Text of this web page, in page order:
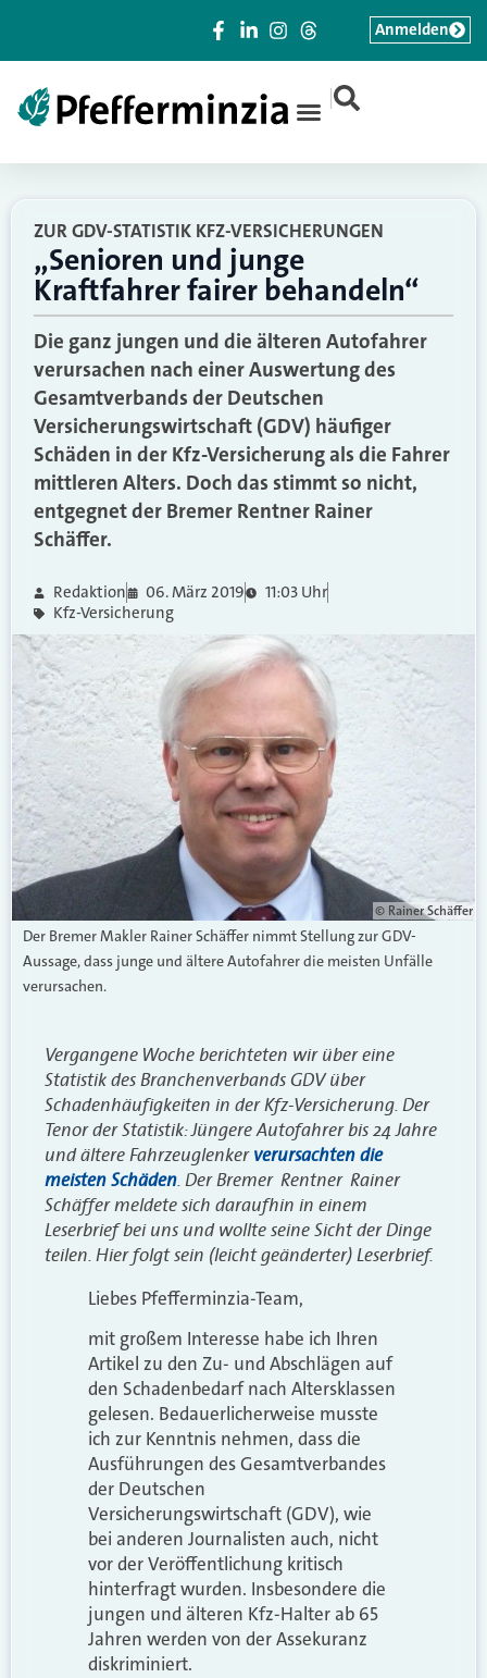
|
Anmelden
ZUR GDV-STATISTIK KFZ-VERSICHERUNGEN
„Senioren und junge
Kraftfahrer fairer behandeln“
Die ganz jungen und die älteren Autofahrer
verursachen nach einer Auswertung des
Gesamtverbands der Deutschen
Versicherungswirtschaft (GDV) häufiger
Schäden in der Kfz-Versicherung als die Fahrer
mittleren Alters. Doch das stimmt so nicht,
entgegnet der Bremer Rentner Rainer
Schäffer.
Redaktion 06. März 2019
11:03 Uhr
Kfz-Versicherung
© Rainer Schäffer
Der Bremer Makler Rainer Schäffer nimmt Stellung zur GDV-
Aussage, dass junge und ältere Autofahrer die meisten Unfälle
verursachen.
Vergangene Woche berichteten wir über eine
Statistik des Branchenverbands GDV über
Schadenhäufigkeiten in der Kfz-Versicherung. Der
Tenor der Statistik: Jüngere Autofahrer bis 24 Jahre
und ältere Fahrzeuglenkerverursachten die
meisten Schäden. Der Bremer Rentner Rainer
Schäffer meldete sich daraufhin in einem
Leserbrief bei uns und wollte seine Sicht der Dinge
teilen. Hier folgt sein (leicht geänderter) Leserbrief.
Liebes Pfefferminzia-Team,
mit großem Interesse habe ich Ihren
Artikel zu den Zu- und Abschlägen auf
den Schadenbedarf nach Altersklassen
gelesen. Bedauerlicherweise musste
ich zur Kenntnis nehmen, dass die
Ausführungen des Gesamtverbandes
der Deutschen
Versicherungswirtschaft (GDV), wie
bei anderen Journalisten auch, nicht
vor der Veröffentlichung kritisch
hinterfragt wurden. Insbesondere die
jungen und älteren Kfz-Halter ab 65
Jahren werden von der Assekuranz
diskriminiert.